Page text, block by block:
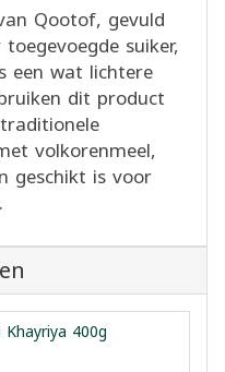
Qootof, gevuld
suiker,
een wat lichtere
dit product
volkorenmeel,
geschikt is voor
400g